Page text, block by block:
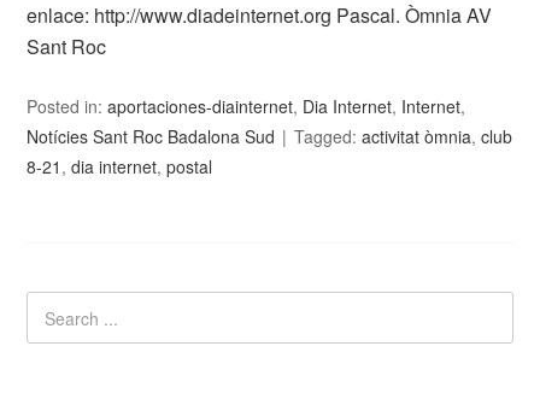
enlace: http://www.diadeinternet.org Pascal. Òmnia AV
Sant Roc
Posted in:aportaciones-diainternet, Dia Internet, Internet,
Notícies Sant Roc Badalona Sud
Tagged:activitat òmnia,club
8-21 ,dia internet,postal